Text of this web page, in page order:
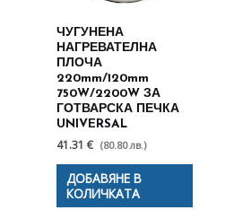
ЧУГУНЕНА
НАГРЕВАТЕЛНА
ПЛОЧА
220mm/120mm
750W/2200W ЗА
ГОТВАРСКА ПЕЧКА
UNIVERSAL
41.31 € (80.80 лв.)
ДОБАВЯНЕ В
КОЛИЧКАТА